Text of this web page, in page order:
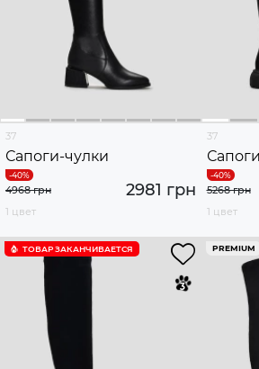
37
Сапоги-чулки
2981 грн
4968 грн
1 цвет
37
5268 грн
1 цвет
ТОВАР ЗАКАНЧИВАЕТСЯ PREMIUM